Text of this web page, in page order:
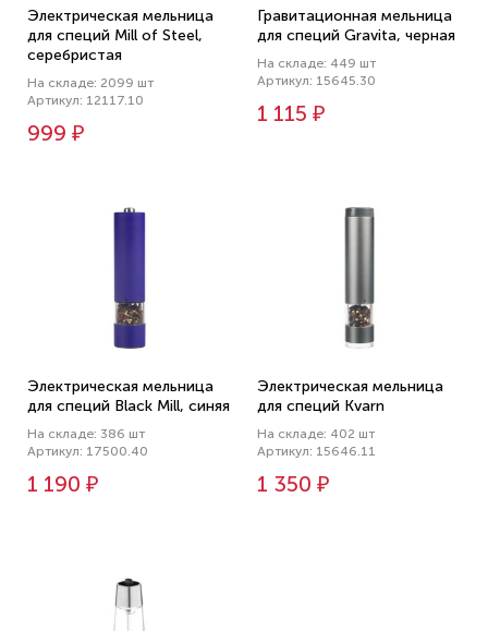
Электрическая мельница
для специй Mill of Steel,
серебристая
На складе: 2099 шт
Артикул: 12117.10
999 ₽
Гравитационная мельница
для специй Gravita, черная
На складе: 449 шт
Артикул: 15645.30
1 115 ₽
Электрическая мельница
для специй Black Mill, синяя
На складе: 386 шт
Артикул: 17500.40
1 190 ₽
Электрическая мельница
для специй Kvarn
На складе: 402 шт
Артикул: 15646.11
1 350 ₽